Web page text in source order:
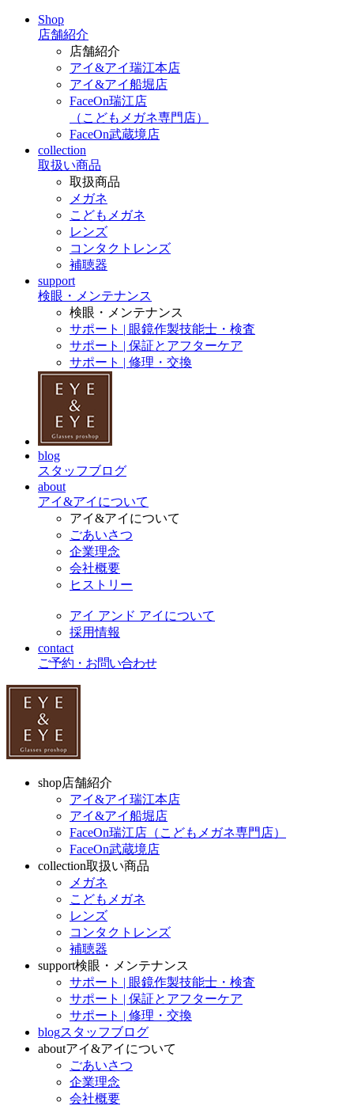
Shop
店舗紹介
店舗紹介
アイ&アイ瑞江本店
アイ&アイ船堀店
FaceOn瑞江店
（こどもメガネ専門店）
FaceOn武蔵境店
collection
取扱い商品
取扱商品
メガネ
こどもメガネ
レンズ
コンタクトレンズ
補聴器
support
検眼・メンテナンス
検眼・メンテナンス
サポート | 眼鏡作製技能士・検査
サポート | 保証とアフターケア
サポート | 修理・交換
blog
スタッフブログ
about
アイ&アイについて
アイ&アイについて
ごあいさつ
企業理念
会社概要
ヒストリー
アイ アンド アイについて
採用情報
contact
ご予約・お問い合わせ
shop店舗紹介
アイ&アイ瑞江本店
アイ&アイ船堀店
FaceOn瑞江店（こどもメガネ専門店）
FaceOn武蔵境店
collection取扱い商品
メガネ
こどもメガネ
レンズ
コンタクトレンズ
補聴器
support検眼・メンテナンス
サポート | 眼鏡作製技能士・検査
サポート | 保証とアフターケア
サポート | 修理・交換
blogスタッフブログ
aboutアイ&アイについて
ごあいさつ
企業理念
会社概要